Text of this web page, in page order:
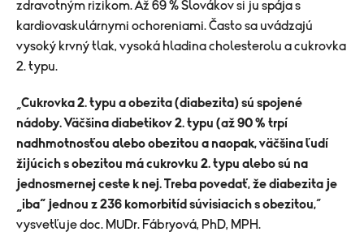
zdravotným rizikom. Až 69 % Slovákov si ju spája s
kardiovaskulárnymi ochoreniami. Často sa uvádzajú
vysoký krvný tlak, vysoká hladina cholesterolu a cukrovka
2. typu.
Cukrovka 2. typu a obezita (diabezita) sú spojené
nádoby. Väčšina diabetikov 2. typu (až 90 % trpí
nadhmotnosťou alebo obezitou a naopak, väčšina ľudí
žijúcich s obezitou má cukrovku 2. typu alebo sú na
jednosmernej ceste k nej. Treba povedať, že diabezita je
„iba“ jednou z 236 komorbitíd súvisiacich s obezitou,“
vysvetľuje doc. MUDr. Fábryová, PhD, MPH.